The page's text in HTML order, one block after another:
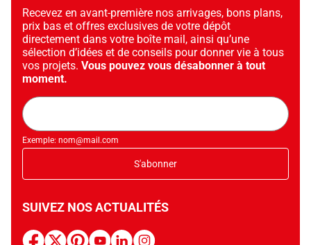
Recevez en avant-première nos arrivages, bons plans,
prix bas et offres exclusives de votre dépôt
directement dans votre boîte mail, ainsi qu’une
sélection d’idées et de conseils pour donner vie à tous
vos projets. Vous pouvez vous désabonner à tout
moment.
Adresse
mail
Exemple: nom@mail.com
S'abonner
SUIVEZ NOS ACTUALITÉS
facebook
x pinterestyoutubelinkedininstagram